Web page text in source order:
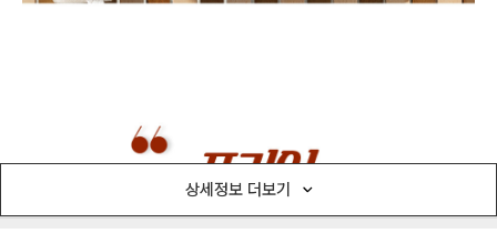
상세정보 더보기